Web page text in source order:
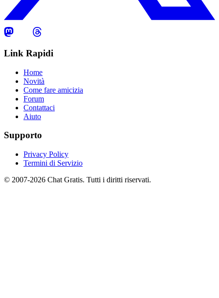
Link Rapidi
Home
Novità
Come fare amicizia
Forum
Contattaci
Aiuto
Supporto
Privacy Policy
Termini di Servizio
© 2007-2026 Chat Gratis. Tutti i diritti riservati.